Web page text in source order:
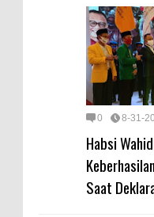
0 8-31-
Habsi
Saat